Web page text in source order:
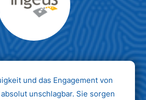
Max Mustermann
Unternehmen AG
und das Engagement von
unschlagbar. Sie sorgen